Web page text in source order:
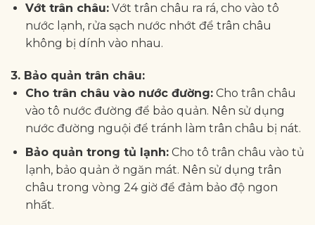
Vớt trân châu:Vớt trân châu ra rá, cho vào tô
nước lạnh, rửa sạch nước nhớt để trân châu
không bị dính vào nhau.
3. Bảo quản trân châu:
Cho trân châu vào nước đường:Cho trân châu
vào tô nước đường để bảo quản. Nên sử dụng
nước đường nguội để tránh làm trân châu bị nát.
Bảo quản trong tủ lạnh:Cho tô trân châu vào tủ
lạnh, bảo quản ở ngăn mát. Nên sử dụng trân
châu trong vòng 24 giờ để đảm bảo độ ngon
nhất.